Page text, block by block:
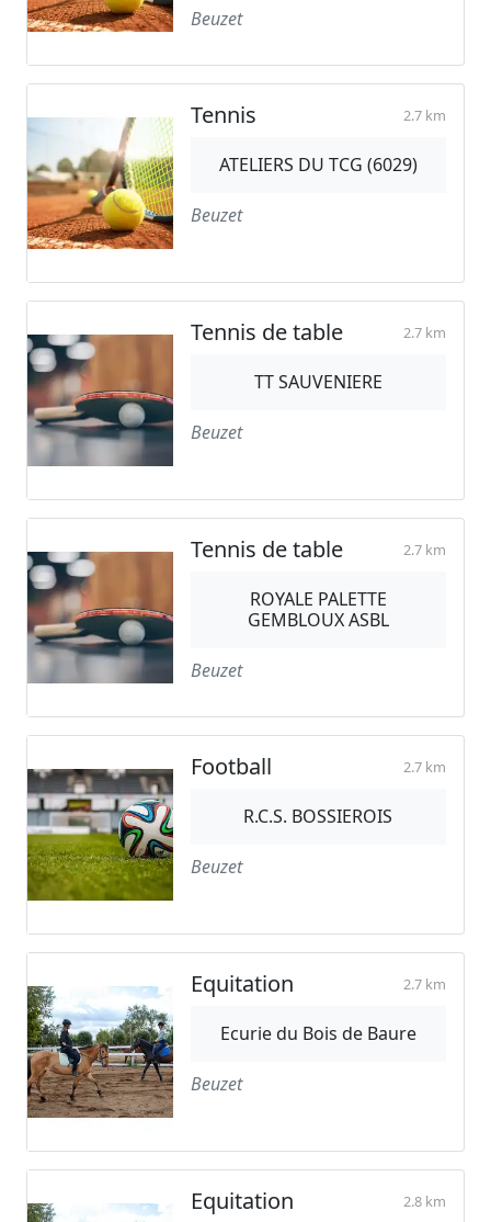
Beuzet
Tennis 2.7 km
ATELIERS DU TCG (6029)
Beuzet
Tennis de table 2.7 km
TT SAUVENIERE
Beuzet
Tennis de table 2.7 km
ROYALE PALETTE
GEMBLOUX ASBL
Beuzet
Football 2.7 km
R.C.S. BOSSIEROIS
Beuzet
Equitation 2.7 km
Ecurie du Bois de Baure
Beuzet
Equitation 2.8 km